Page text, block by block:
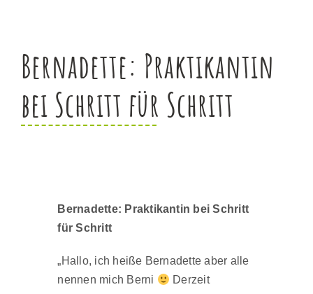
Bernadette: Praktikantin
bei Schritt für Schritt
Bernadette: Praktikantin bei Schritt
für Schritt
„Hallo, ich heiße Bernadette aber alle
nennen mich Berni
Derzeit